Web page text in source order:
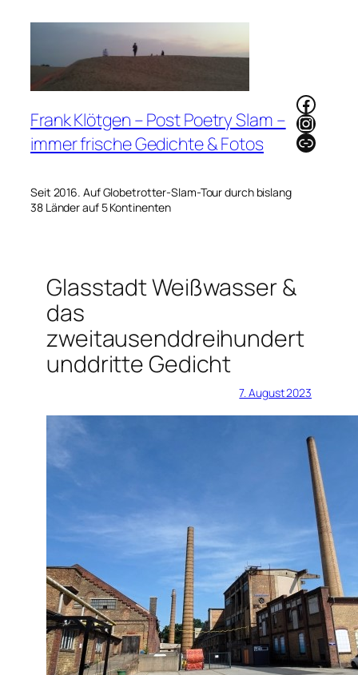
Frank Klötgen – Post Poetry Slam –
immer frische Gedichte & Fotos
Seit 2016. Auf Globetrotter-Slam-Tour durch bislang
38 Länder auf 5 Kontinenten
Link
Glasstadt Weißwasser &
das
zweitausenddreihundert
unddritte Gedicht
7. August 2023